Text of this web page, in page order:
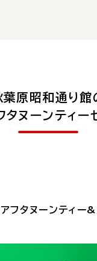
葉原昭和通り館
タヌーンティー
フタヌーンティー&